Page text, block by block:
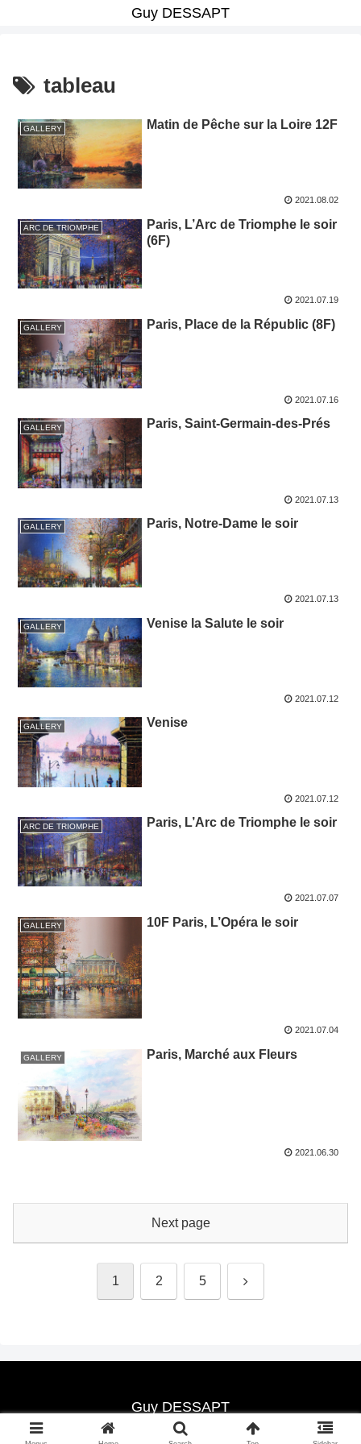
Guy DESSAPT
tableau
GALLERY Matin de Pêche sur la Loire 12F
2021.08.02
ARC DE TRIOMPHE
Paris, L’Arc de Triomphe le soir
(6F)
2021.07.19
GALLERY Paris, Place de la Républic (8F)
2021.07.16
GALLERY Paris, Saint-Germain-des-Prés
2021.07.13
GALLERY Paris, Notre-Dame le soir
2021.07.13
GALLERY Venise la Salute le soir
2021.07.12
GALLERY Venise
2021.07.12
ARC DE TRIOMPHE Paris, L’Arc de Triomphe le soir
2021.07.07
GALLERY 10F Paris, L’Opéra le soir
2021.07.04
GALLERY Paris, Marché aux Fleurs
2021.06.30
Next page
1 2 5 Next
Guy DESSAPT
Copyright © 2021-2026 Guy DESSAPT All Rights Reserved.